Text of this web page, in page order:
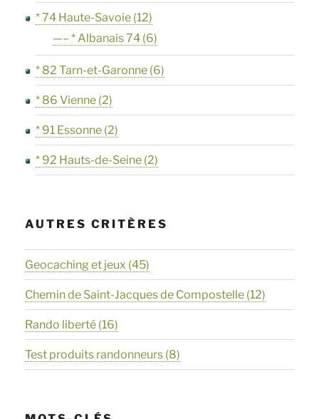
* 74 Haute-Savoie (12)
—– * Albanais 74 (6)
* 82 Tarn-et-Garonne (6)
* 86 Vienne (2)
* 91 Essonne (2)
* 92 Hauts-de-Seine (2)
AUTRES CRITÈRES
Geocaching et jeux (45)
Chemin de Saint-Jacques de Compostelle (12)
Rando liberté (16)
Test produits randonneurs (8)